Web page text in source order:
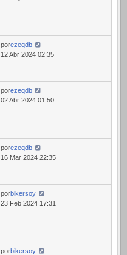
porezeqdb
12 Abr 2024 02:35
porezeqdb
02 Abr 2024 01:50
porezeqdb
16 Mar 2024 22:35
porbikersoy
23 Feb 2024 17:31
porbikersoy